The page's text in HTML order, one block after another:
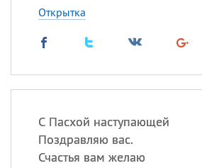
Открытка
С Пасхой наступающей
Поздравляю вас.
Счастья вам желаю